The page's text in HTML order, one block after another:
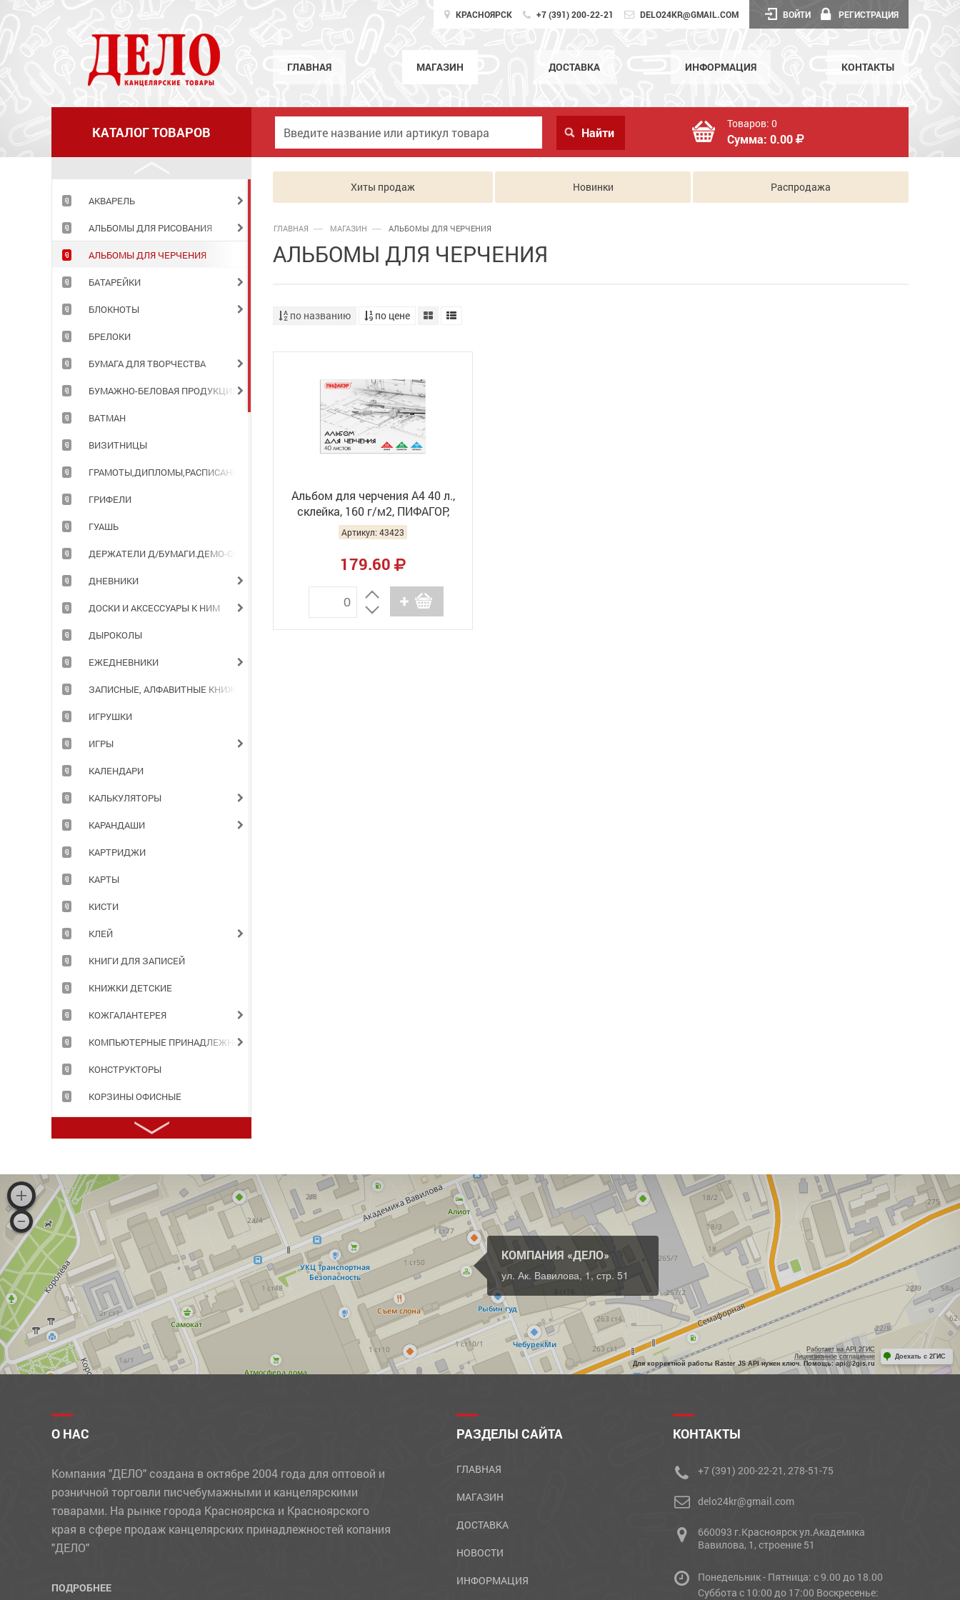
КРАСНОЯРСК +7 (391) 200-22-21 DELO24KR@GMAIL.COM ВОЙТИ РЕГИСТРАЦИЯ
ГЛАВНАЯ МАГАЗИН ДОСТАВКА ИНФОРМАЦИЯ КОНТАКТЫ
КАТАЛОГ ТОВАРОВ
Товаров: 0
Сумма: 0.00
АКВАРЕЛЬ
АЛЬБОМЫ ДЛЯ РИСОВАНИЯ
АЛЬБОМЫ ДЛЯ ЧЕРЧЕНИЯ
БАТАРЕЙКИ
БЛОКНОТЫ
БРЕЛОКИ
БУМАГА ДЛЯ ТВОРЧЕСТВА
БУМАЖНО-БЕЛОВАЯ ПРОДУКЦИЯ ДЛЯ ОФИСА
ВАТМАН
ВИЗИТНИЦЫ
ГРАМОТЫ,ДИПЛОМЫ,РАСПИСАНИЯ УРОКОВ
ГРИФЕЛИ
ГУАШЬ
ДЕРЖАТЕЛИ Д/БУМАГИ.ДЕМО-СИСТЕМЫ
ДНЕВНИКИ
ДОСКИ И АКСЕССУАРЫ К НИМ
ДЫРОКОЛЫ
ЕЖЕДНЕВНИКИ
ЗАПИСНЫЕ, АЛФАВИТНЫЕ КНИЖКИ
ИГРУШКИ
ИГРЫ
КАЛЕНДАРИ
КАЛЬКУЛЯТОРЫ
КАРАНДАШИ
КАРТРИДЖИ
КАРТЫ
КИСТИ
КЛЕЙ
КНИГИ ДЛЯ ЗАПИСЕЙ
КНИЖКИ ДЕТСКИЕ
КОЖГАЛАНТЕРЕЯ
КОМПЬЮТЕРНЫЕ ПРИНАДЛЕЖНОСТИ
КОНСТРУКТОРЫ
КОРЗИНЫ ОФИСНЫЕ
КОРОБА АРХИВНЫЕ
КРАСКИ ДЛЯ ТВОРЧЕСТВА
ЛАМИНАТОРЫ И РАСХОДНЫЕ МАТЕРИАЛЫ
ЛАСТИКИ
МАРКЕРЫ, ТЕКСТОВЫДЕЛИТЕЛИ
МЕЛКИ
МЕЛКИЕ КАНЦЕЛЯРСКИЕ ПРИНАДЛЕЖНОСТИ
НАБОРЫ ДЕТСКИЕ
НАБОРЫ ОФИСНЫЕ
НОЖНИЦЫ
ОБЛОЖКИ
ОТКРЫТКИ
ПАПКИ
Хиты продаж Новинки Распродажа
ГЛАВНАЯ МАГАЗИН АЛЬБОМЫ ДЛЯ ЧЕРЧЕНИЯ
АЛЬБОМЫ ДЛЯ ЧЕРЧЕНИЯ
по названию по цене
Альбом для черчения А4 40 л.,
склейка, 160 г/м2, ПИФАГОР,
104808
Артикул: 43423
179.60
КОМПАНИЯ «ДЕЛО»
ул. Ак. Вавилова, 1, стр. 51
Работает на API 2ГИС
Лицензионное соглашение
Для корректной работы Raster JS API нужен ключ. Помощь: api@2gis.ru
Доехать с 2ГИС
О НАС
Компания "ДЕЛО" создана в октябре 2004 года для оптовой и
розничной торговли писчебумажными и канцелярскими
товарами. На рынке города Красноярска и Красноярского
края в сфере продаж канцелярских принадлежностей копания
"ДЕЛО"
ПОДРОБНЕЕ
РАЗДЕЛЫ САЙТА
ГЛАВНАЯ
МАГАЗИН
ДОСТАВКА
НОВОСТИ
ИНФОРМАЦИЯ
КОНТАКТЫ
+7 (391) 200-22-21, 278-51-75
delo24kr@gmail.com
660093 г.Красноярск ул.Академика
Вавилова, 1, строение 51
Понедельник - Пятница: с 9.00 до 18.00
Cуббота с 10:00 до 17:00 Воскресенье: